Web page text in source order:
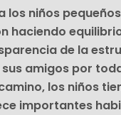
los niños
haciendo
de la
amigos por
los niños
importantes